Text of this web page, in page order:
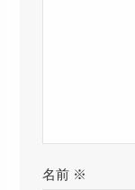
名前 ※